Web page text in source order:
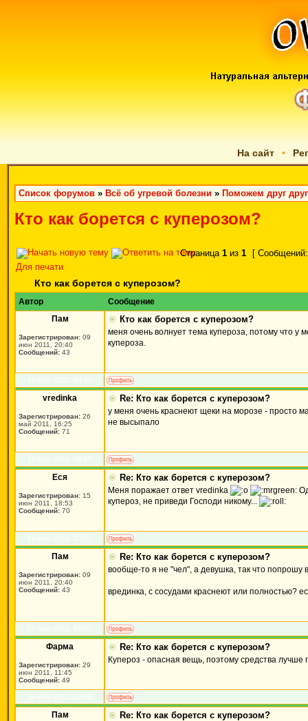
На сайт •
Список форумов » Всё об угревой болезни » Поможем друг
Кто как борется с куперозом?
Страница 1 из 1
[
Для печати
Кто как борется с куперозом?
Автор
Сообщение
Пам
Зарегистрирован: 09
июн 2011, 20:40
Сообщений: 43
Кто как борется с куперозом?
меня очень волнует тема купероза, потому что у
купероза.
vredinka
Зарегистрирован: 26
май 2011, 16:25
Сообщений: 71
Re: Кто как борется с куперозом?
у меня очень краснеют щеки на морозе - просто
не высыпало
Еся
Зарегистрирован: 15
июн 2011, 18:53
Сообщений: 70
Re: Кто как борется с куперозом?
Меня поражает ответ vredinka
купероз, не приведи Господи никому...
Пам
Зарегистрирован: 09
июн 2011, 20:40
Сообщений: 43
Re: Кто как борется с куперозом?
вообще-то я не "чел", а девушка, так что попрошу
врединка, с сосудами краснеют или полностью?
Фарма
Зарегистрирован: 29
июн 2011, 11:45
Сообщений: 49
Re: Кто как борется с куперозом?
Купероз - опасная вещь, поэтому средства
Пам Re: Кто как борется с куперозом?